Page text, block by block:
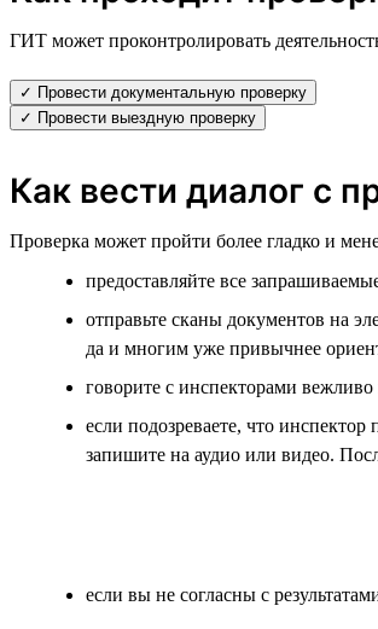
ГИТ может проконтролировать
✓ Провести документальную проверку
✓ Провести выездную проверку
Как вести диалог с
Проверка может пройти более гладко и
предоставляйте все
отправьте сканы документов на
да и многим уже привычнее
говорите с инспекторами
если подозреваете, что
запишите на аудио или видео.
если вы не согласны с